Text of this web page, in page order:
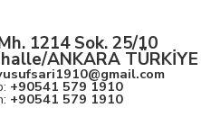
1214 Sok. 25/10
ANKARA TÜRKİYE
+90541 579 1910
+90541 579 1910